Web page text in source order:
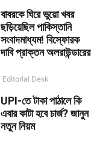
বাবরকে ঘিরে ভুয়ো খবর
ছড়িয়েছিল পাকিস্তানি
সংবাদমাধ্যম! বিস্ফোরক
দাবি প্রাক্তন অলরাউন্ডারের
Editorial Desk
UPI-তে টাকা পাঠালে কি
এবার কাটা হবে চার্জ? জানুন
নতুন নিয়ম